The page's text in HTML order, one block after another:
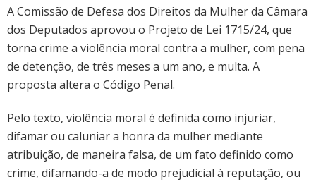
Câmara
mais
um
projeto
mulheres
A Comissão de Defesa dos Direitos da Mulher da Câmara
dos Deputados aprovou o Projeto de Lei 1715/24, que
torna crime a violência moral contra a mulher, com pena
de detenção, de três meses a um ano, e multa. A
proposta altera o Código Penal.
Pelo texto, violência moral é definida como injuriar,
difamar ou caluniar a honra da mulher mediante
atribuição, de maneira falsa, de um fato definido como
crime, difamando-a de modo prejudicial à reputação, ou